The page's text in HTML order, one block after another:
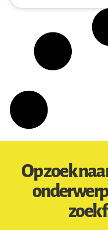
Op zoek